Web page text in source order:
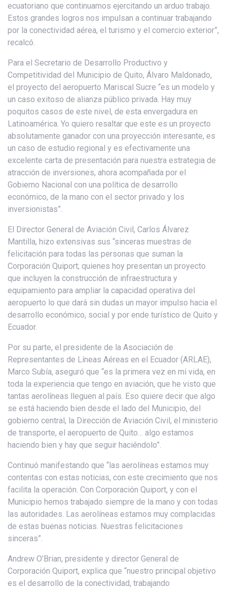
ecuatoriano que continuamos ejercitando un arduo trabajo.
Estos grandes logros nos impulsan a continuar trabajando
por la conectividad aérea, el turismo y el comercio exterior”,
recalcó.
Para el Secretario de Desarrollo Productivo y
Competitividad del Municipio de Quito, Álvaro Maldonado,
el proyecto del aeropuerto Mariscal Sucre “es un modelo y
un caso exitoso de alianza público privada. Hay muy
poquitos casos de este nivel, de esta envergadura en
Latinoamérica. Yo quiero resaltar que este es un proyecto
absolutamente ganador con una proyección interesante, es
un caso de estudio regional y es efectivamente una
excelente carta de presentación para nuestra estrategia de
atracción de inversiones, ahora acompañada por el
Gobierno Nacional con una política de desarrollo
económico, de la mano con el sector privado y los
inversionistas”.
El Director General de Aviación Civil, Carlos Álvarez
Mantilla, hizo extensivas sus “sinceras muestras de
felicitación para todas las personas que suman la
Corporación Quiport; quienes hoy presentan un proyecto
que incluyen la construcción de infraestructura y
equipamiento para ampliar la capacidad operativa del
aeropuerto lo que dará sin dudas un mayor impulso hacia el
desarrollo económico, social y por ende turístico de Quito y
Ecuador.
Por su parte, el presidente de la Asociación de
Representantes de Líneas Aéreas en el Ecuador (ARLAE),
Marco Subía, aseguró que “es la primera vez en mi vida, en
toda la experiencia que tengo en aviación, que he visto que
tantas aerolíneas lleguen al país. Eso quiere decir que algo
se está haciendo bien desde el lado del Municipio, del
gobierno central, la Dirección de Aviación Civil, el ministerio
de transporte, el aeropuerto de Quito… algo estamos
haciendo bien y hay que seguir haciéndolo”.
Continuó manifestando que “las aerolíneas estamos muy
contentas con estas noticias, con este crecimiento que nos
facilita la operación. Con Corporación Quiport, y con el
Municipio hemos trabajado siempre de la mano y con todas
las autoridades. Las aerolíneas estamos muy complacidas
de estas buenas noticias. Nuestras felicitaciones
sinceras”.
Andrew O’Brian, presidente y director General de
Corporación Quiport, explica que “nuestro principal objetivo
es el desarrollo de la conectividad, trabajando